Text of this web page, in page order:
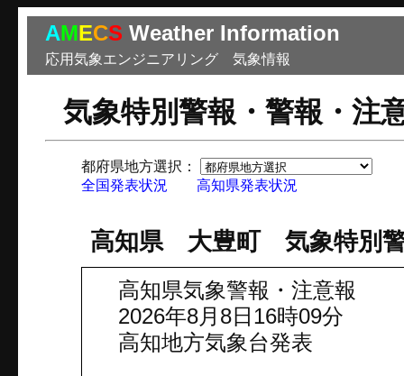
AMECS Weather Information
応用気象エンジニアリング 気象情報
気象特別警報・警報・注
都府県地方選択：
全国発表状況
高知県発表状況
高知県 大豊町 気象特別警
高知県気象警報・注意報
2026年8月8日16時09分
高知地方気象台発表